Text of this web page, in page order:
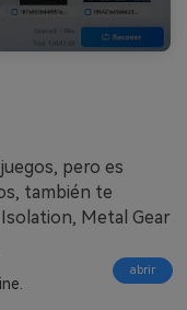
abrir
pero es
también te
Metal Gear
en elegir
por fallos en el